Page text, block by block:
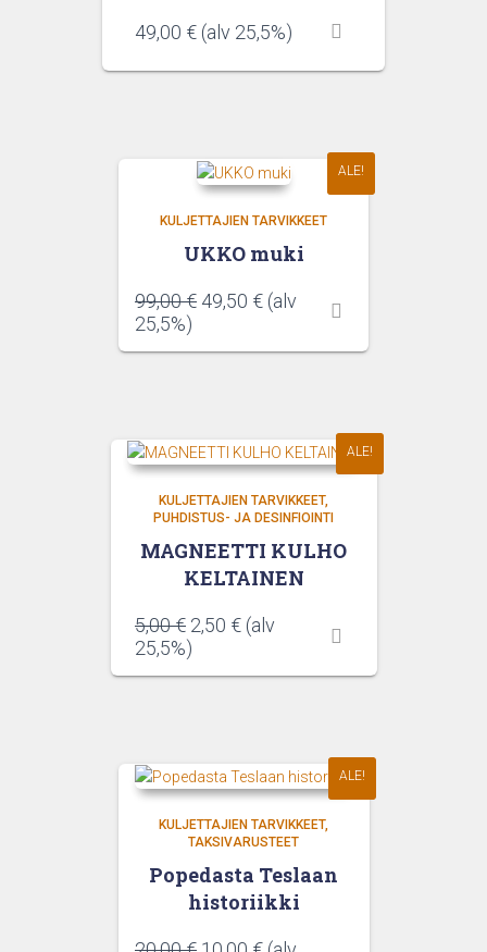
49,00 € (alv 25,5%)
ALE!
KULJETTAJIEN TARVIKKEET
UKKO muki
99,00€ Alkuperäinen
49,50 €Nykyinen
(alv
25,5%)
ALE!
KULJETTAJIEN TARVIKKEET
PUHDISTUS- JA DESINFIOINTI
MAGNEETTI KULHO
KELTAINEN
5,00€ Alkuperäinen
hinta
2,50 €Nykyinen
(alv
25,5%)
ALE!
KULJETTAJIEN TARVIKKEET
TAKSIVARUSTEET
Popedasta Teslaan
historiikki